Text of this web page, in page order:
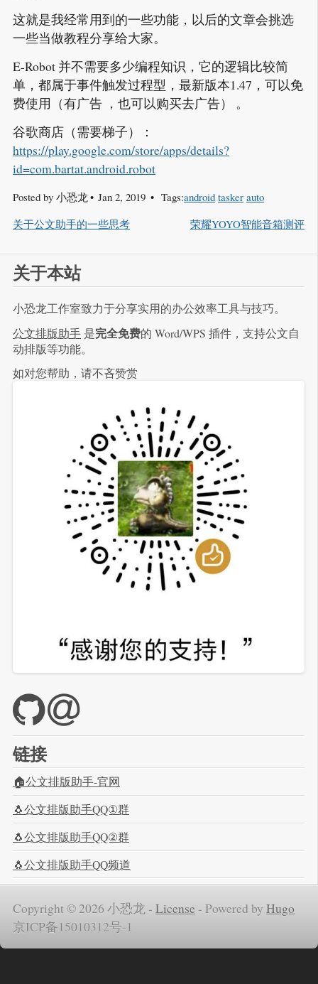
这就是我经常用到的一些功能，以后的文章会挑选
一些当做教程分享给大家。
E-Robot 并不需要多少编程知识，它的逻辑比较简
单，都属于事件触发过程型，最新版本1.47，可以免
费使用（有广告 ，也可以购买去广告） 。
谷歌商店（需要梯子）：
https://play.google.com/store/apps/details?
id=com.bartat.android.robot
Posted by 小恐龙 Jan 2, 2019 Tags:android tasker auto
关于公文助手的一些思考
荣耀YOYO智能音箱测评
关于本站
小恐龙工作室致力于分享实用的办公效率工具与技巧。
公文排版助手 是完全免费的 Word/WPS 插件，支持公文自
动排版等功能。
如对您帮助，请不吝赞赏
链接
🏠公文排版助手-官网
🐧公文排版助手QQ①群
🐧公文排版助手QQ②群
🐧公文排版助手QQ频道
Copyright © 2026 小恐龙 - License- Powered by Hugo
京ICP备15010312号-1